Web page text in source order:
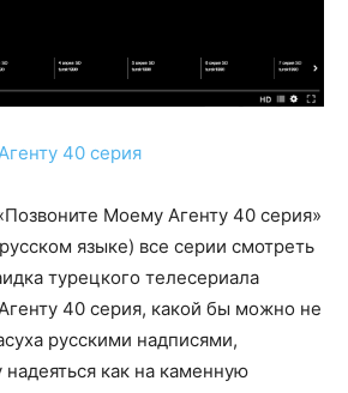
40 серия
Моему Агенту 40 серия»
языке) все серии смотреть
турецкого телесериала
40 серия, какой бы можно не
русскими надписями,
как на каменную